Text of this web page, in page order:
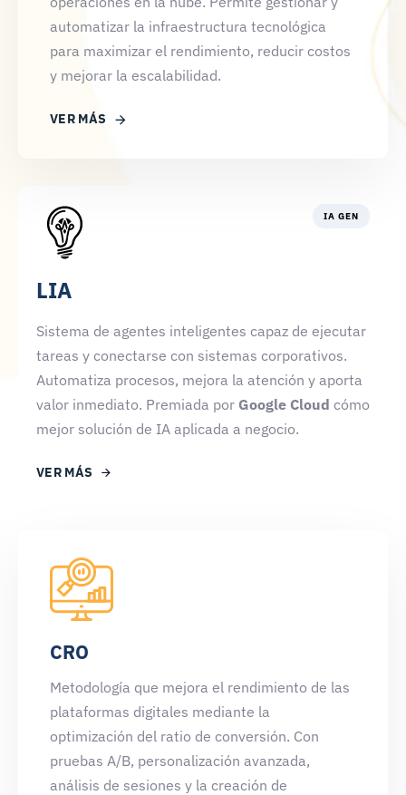
IA GEN
LIA
Sistema de agentes inteligentes capaz de ejecutar
tareas y conectarse con sistemas corporativos.
Automatiza procesos, mejora la atención y aporta
valor inmediato. Premiada por Google Cloud cómo
mejor solución de IA aplicada a negocio.
VER MÁS
CRO
Metodología que mejora el rendimiento de las
plataformas digitales mediante la
optimización del ratio de conversión. Con
pruebas A/B, personalización avanzada,
análisis de sesiones y la creación de
automatizar la infraestructura tecnológica
para maximizar el rendimiento, reducir costos
y mejorar la escalabilidad.
VER MÁS